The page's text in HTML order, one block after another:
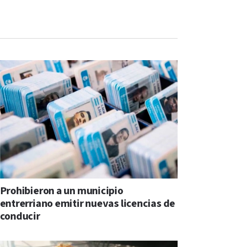
Prohibieron a un municipio
entrerriano emitir nuevas licencias de
conducir